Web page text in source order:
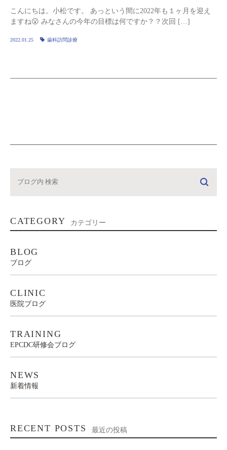
こんにちは。小松です。 あっという間に2022年も１ヶ月を迎え
ますね😮 みなさんの今年の目標は何ですか？？次回 […]
2022.01.25 歯科訪問診療
CATEGORY カテゴリー
BLOG
ブログ
CLINIC
医院ブログ
TRAINING
EPCDC研修会ブログ
NEWS
新着情報
RECENT POSTS 最近の投稿